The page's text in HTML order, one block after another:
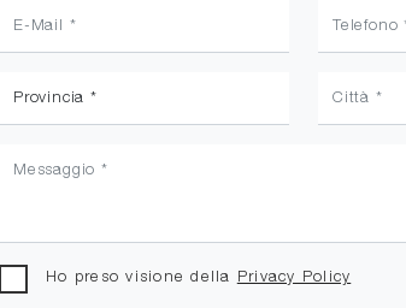
Ho preso visione della Privacy Policy